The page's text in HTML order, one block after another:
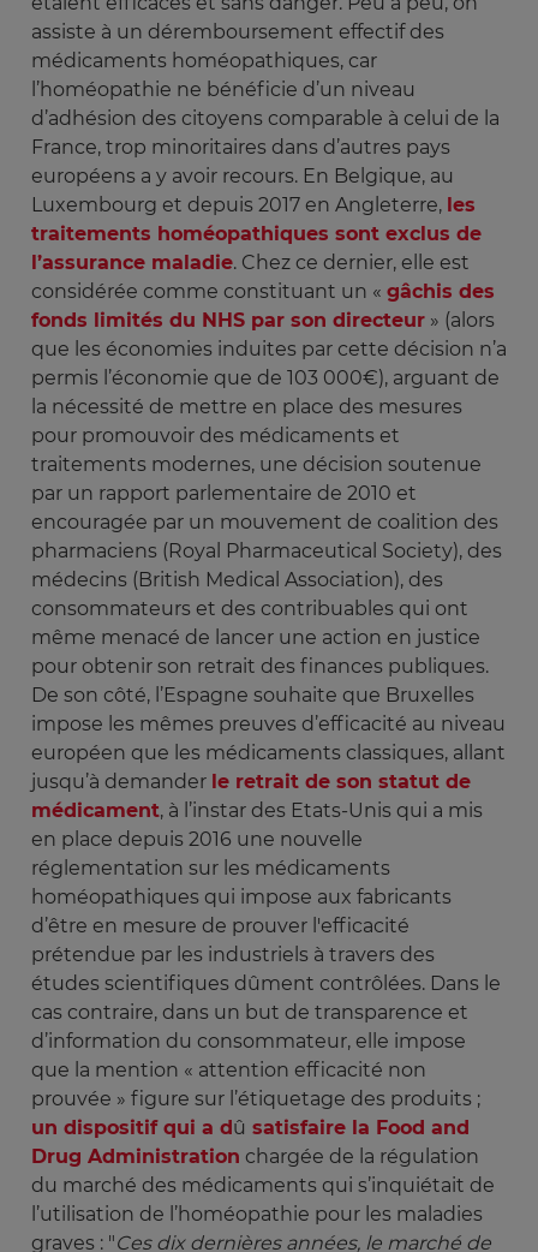
assiste à un déremboursement effectif des
médicaments homéopathiques, car
l’homéopathie ne bénéficie d’un niveau
d’adhésion des citoyens comparable à celui de la
France, trop minoritaires dans d’autres pays
européens a y avoir recours. En Belgique, au
Luxembourg et depuis 2017 en Angleterre, les
traitements homéopathiques sont exclus de
l’assurance maladie. Chez ce dernier, elle est
considérée comme constituant un « gâchis des
fonds limités du NHS par son directeur » (alors
que les économies induites par cette décision n’a
permis l’économie que de 103 000€), arguant de
la nécessité de mettre en place des mesures
pour promouvoir des médicaments et
traitements modernes, une décision soutenue
par un rapport parlementaire de 2010 et
encouragée par un mouvement de coalition des
pharmaciens (Royal Pharmaceutical Society), des
médecins (British Medical Association), des
consommateurs et des contribuables qui ont
même menacé de lancer une action en justice
pour obtenir son retrait des finances publiques.
De son côté, l’Espagne souhaite que Bruxelles
impose les mêmes preuves d’efficacité au niveau
européen que les médicaments classiques, allant
jusqu’à demander le retrait de son statut de
médicament, à l’instar des Etats-Unis qui a mis
en place depuis 2016 une nouvelle
réglementation sur les médicaments
homéopathiques qui impose aux fabricants
d’être en mesure de prouver l'efficacité
prétendue par les industriels à travers des
études scientifiques dûment contrôlées. Dans le
cas contraire, dans un but de transparence et
d’information du consommateur, elle impose
que la mention « attention efficacité non
prouvée » figure sur l’étiquetage des produits ;
un dispositif qui a d û satisfaire la Food and
Drug Administration chargée de la régulation
du marché des médicaments qui s’inquiétait de
l’utilisation de l’homéopathie pour les maladies
graves : "Ces dix dernières années, le marché de